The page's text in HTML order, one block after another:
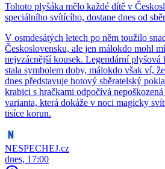
Tohoto plyšáka mělo každé dítě v
speciálního svítícího, dostane dnes od
V osmdesátých letech po něm toužilo
Československu, ale jen málokdo mohl
nejvzácnější kousek. Legendární plyšová
stala symbolem doby, málokdo však ví,
dnes představuje hotový sběratelský
krabici s hračkami odpočívá
varianta, která dokáže v noci magicky
tisíce korun.
NESPECHEJ.cz
dnes, 17:00